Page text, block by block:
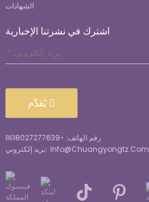
الشهادات
اشترك في نشرتنا الإخبارية
يُقدِّم
رقم الهاتف: +8618027277639
بريد إلكتروني: Info@chuangyongtz.com